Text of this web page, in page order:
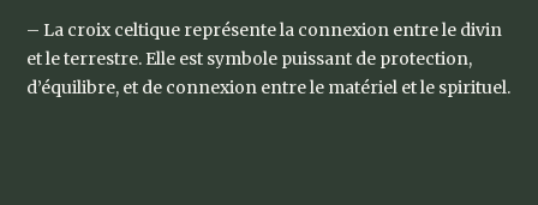
– La croix celtique représente la connexion entre le divin
et le terrestre. Elle est symbole puissant de protection,
d’équilibre, et de connexion entre le matériel et le spirituel.